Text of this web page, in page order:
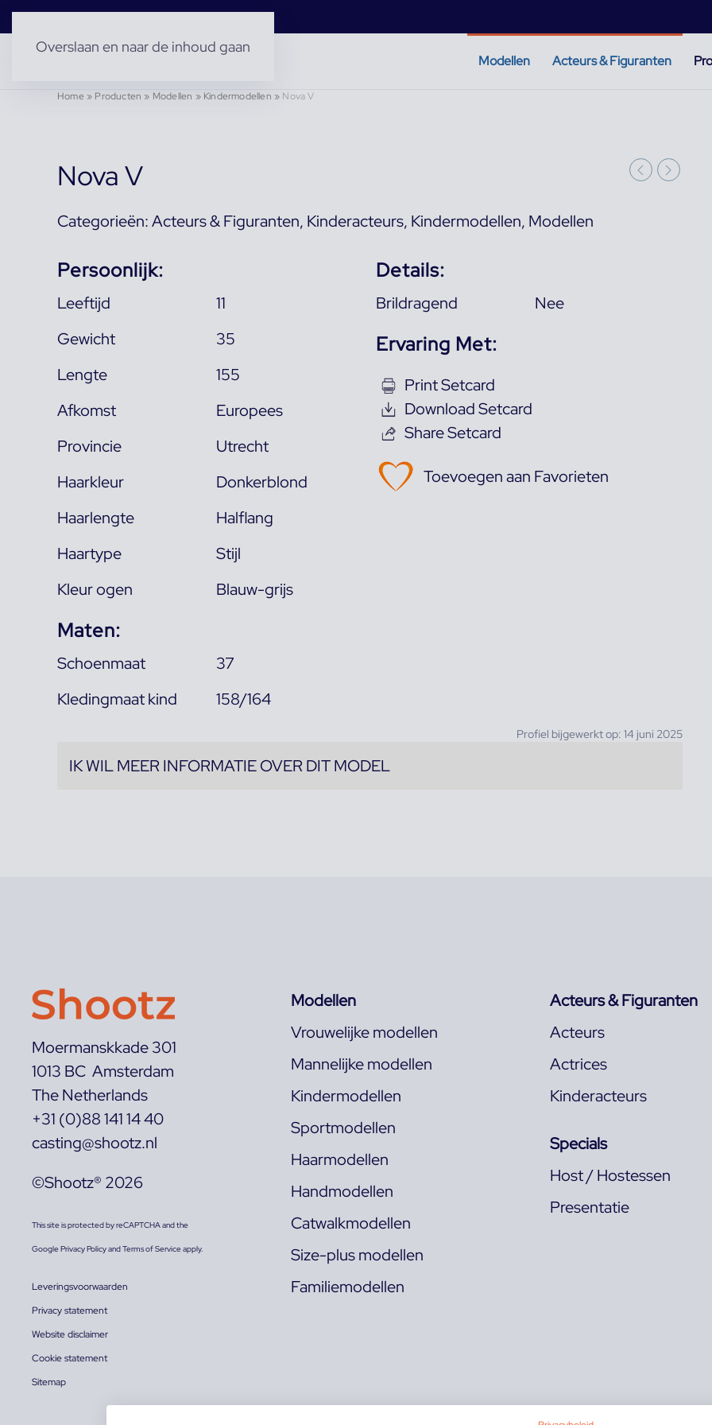
Overslaan en naar de inhoud gaan
Modellen Acteurs & Figuranten
Home» Producten » Modellen » Kindermodellen » Nova V
Nova V
Categorieën:Acteurs & Figuranten, Kinderacteurs, Kindermodellen, Modellen
Persoonlijk:
Leeftijd
11
Gewicht
35
Lengte
155
Afkomst
Europees
Provincie
Utrecht
Haarkleur
Donkerblond
Haarlengte
Halflang
Haartype
Stijl
Kleur ogen
Blauw-grijs
Maten:
Schoenmaat
37
Kledingmaat kind
158/164
Details:
Brildragend Nee
Ervaring Met:
Print Setcard
Download Setcard
Share Setcard
Toevoegen aan Favorieten
Profiel bijgewerkt op: 14 juni 2025
IK WIL MEER INFORMATIE OVER DIT MODEL
Moermanskkade 301
1013 BC Amsterdam
The Netherlands
+31 (0)88 141 14 40
casting@shootz.nl
©Shootz® 2026
This site is protected by reCAPTCHA and the
GooglePrivacy PolicyandTerms of Serviceapply.
Leveringsvoorwaarden
Privacy statement
Website disclaimer
Cookie statement
Sitemap
Modellen
Vrouwelijke modellen
Mannelijke modellen
Kindermodellen
Sportmodellen
Haarmodellen
Handmodellen
Catwalkmodellen
Size-plus modellen
Familiemodellen
Acteurs & Figuranten
Acteurs
Actrices
Kinderacteurs
Specials
Host / Hostessen
Presentatie